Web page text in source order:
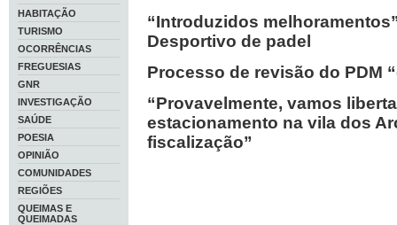
HABITAÇÃO
TURISMO
OCORRÊNCIAS
FREGUESIAS
GNR
INVESTIGAÇÃO
SAÚDE
POESIA
OPINIÃO
COMUNIDADES
REGIÕES
QUEIMAS E
QUEIMADAS
“Introduzidos
Desportivo de padel
Processo de revisão do PDM
“Provavelmente, vamos
estacionamento na vila dos
fiscalização”